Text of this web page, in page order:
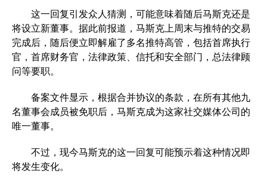
这一回复引发众人猜测，可能意味着随后马斯克还是
将设立新董事。据此前报道，马斯克上周末与推特的交易
完成后，随后便立即解雇了多名推特高管，包括首席执行
官，首席财务官，法律政策、信托和安全部门，总法律顾
问等要职。
备案文件显示，根据合并协议的条款，在所有其他九
名董事会成员被免职后，马斯克成为这家社交媒体公司的
唯一董事。
不过，现今马斯克的这一回复可能预示着这种情况即
将发生变化。